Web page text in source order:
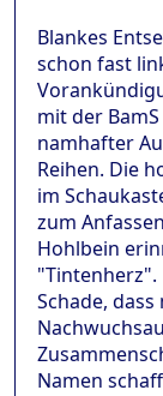
Blankes
schon fast
mit der
namhafter
Reihen. Die
im
zum
Hohlbein
"Tintenherz".
Schade,
Namen